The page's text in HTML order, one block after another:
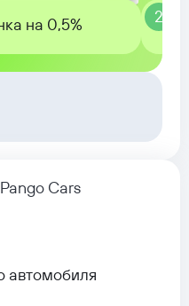
на 0,5% 2
Cars
автомобиля